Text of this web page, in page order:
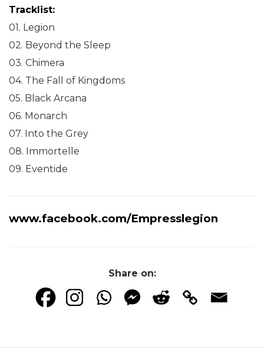
Tracklist:
01. Legion
02. Beyond the Sleep
03. Chimera
04. The Fall of Kingdoms
05. Black Arcana
06. Monarch
07. Into the Grey
08. Immortelle
09. Eventide
www.facebook.com/Empresslegion
Share on: